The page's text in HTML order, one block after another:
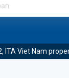
ITA Viet Nam